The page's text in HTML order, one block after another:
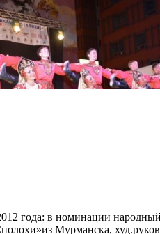
года: в номинации
Мурманска,